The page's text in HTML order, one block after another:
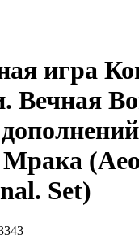
игра
Вечная
Set)